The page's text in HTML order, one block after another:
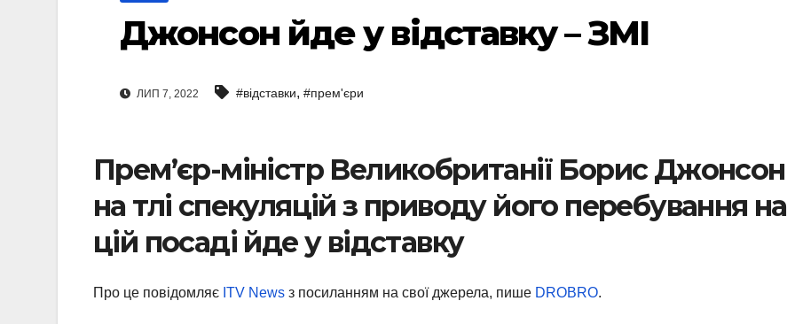
Джонсон йде у відставку – ЗМІ
ЛИП 7, 2022 #відставки, #прем'єри
Прем’єр-міністр Великобританії Борис Джонсон
на тлі спекуляцій з приводу його перебування на
цій посаді йде у відставку
Про це повідомляє ITV News з посиланням на свої джерела, пише DROBRO.